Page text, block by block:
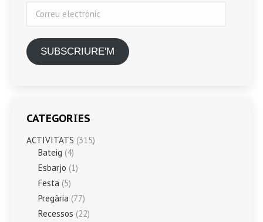
electrònic
SUBSCRIURE'M
CATEGORIES
ACTIVITATS (315)
Bateig (4)
Esbarjo (1)
Festa (5)
Pregària (77)
Recessos (22)